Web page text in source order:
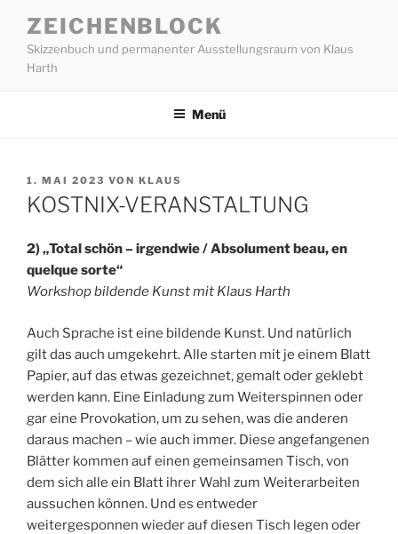
Inhalt
springen
ZEICHENBLOCK
Skizzenbuch und permanenter Ausstellungsraum von Klaus
Harth
Menü
VERÖFFENTLICHT
AM
1. MAI 2023 VON KLAUS
KOSTNIX-VERANSTALTUNG
2) „Total schön – irgendwie / Absolument beau, en
quelque sorte“
Workshop bildende Kunst mit Klaus Harth
Auch Sprache ist eine bildende Kunst. Und natürlich
gilt das auch umgekehrt. Alle starten mit je einem Blatt
Papier, auf das etwas gezeichnet, gemalt oder geklebt
werden kann. Eine Einladung zum Weiterspinnen oder
gar eine Provokation, um zu sehen, was die anderen
daraus machen – wie auch immer. Diese angefangenen
Blätter kommen auf einen gemeinsamen Tisch, von
dem sich alle ein Blatt ihrer Wahl zum Weiterarbeiten
aussuchen können. Und es entweder
weitergesponnen wieder auf diesen Tisch legen oder